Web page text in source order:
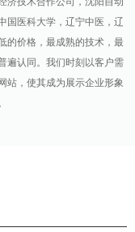
国医科大学，辽宁中医，辽
的价格，最成熟的技术，最
遍认同。我们时刻以客户需
站，使其成为展示企业形象